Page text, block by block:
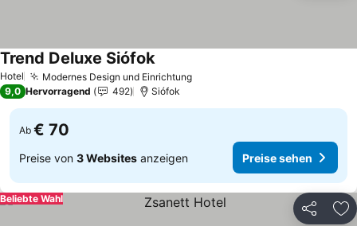
Hotel Modernes Design und EinrichtungPreise sehen
Trend Deluxe SiófokPreise sehen
9,0 Hervorragend 492 Siófok
Ab € 70
Preise von 3 Websites anzeigen Preise sehen
Teilen
Beliebte Wahl